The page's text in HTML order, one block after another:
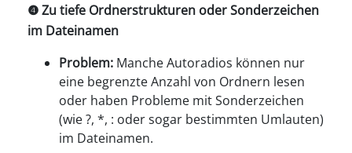
❹ Zu tiefe Ordnerstrukturen oder Sonderzeichen
im Dateinamen
Problem: Manche Autoradios können nur
eine begrenzte Anzahl von Ordnern lesen
oder haben Probleme mit Sonderzeichen
(wie ?, *, : oder sogar bestimmten Umlauten)
im Dateinamen.